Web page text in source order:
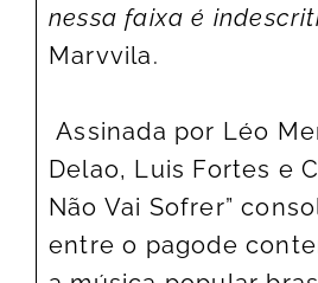
nessa faixa é
Marvvila.
Assinada por Léo
Delao, Luis Fortes e
Não Vai Sofrer”
entre o pagode